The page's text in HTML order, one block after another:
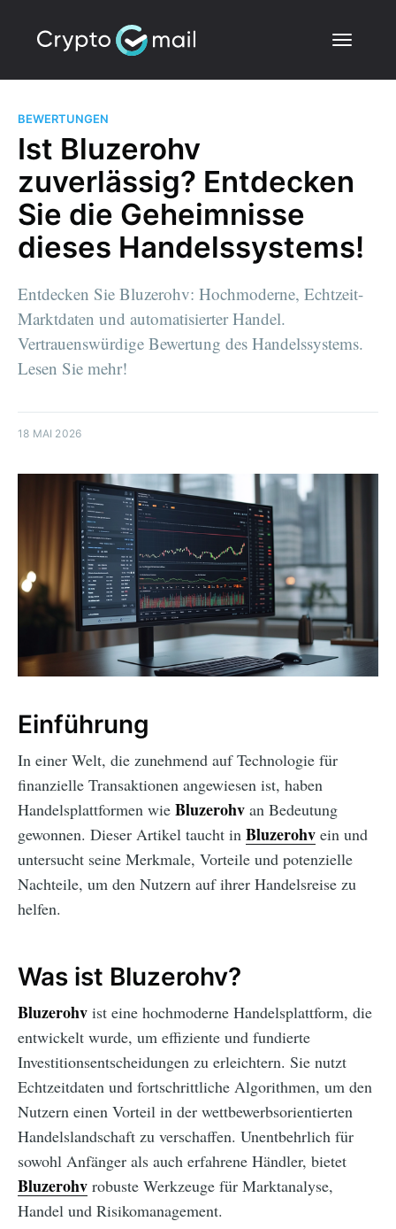
BEWERTUNGEN
Ist Bluzerohv
zuverlässig? Entdecken
Sie die Geheimnisse
dieses Handelssystems!
Entdecken Sie Bluzerohv: Hochmoderne, Echtzeit-
Marktdaten und automatisierter Handel.
Vertrauenswürdige Bewertung des Handelssystems.
Lesen Sie mehr!
18 MAI 2026
Einführung
In einer Welt, die zunehmend auf Technologie für
finanzielle Transaktionen angewiesen ist, haben
Handelsplattformen wie Bluzerohv an Bedeutung
gewonnen. Dieser Artikel taucht in Bluzerohv ein und
untersucht seine Merkmale, Vorteile und potenzielle
Nachteile, um den Nutzern auf ihrer Handelsreise zu
helfen.
Was ist Bluzerohv?
Bluzerohv ist eine hochmoderne Handelsplattform, die
entwickelt wurde, um effiziente und fundierte
Investitionsentscheidungen zu erleichtern. Sie nutzt
Echtzeitdaten und fortschrittliche Algorithmen, um den
Nutzern einen Vorteil in der wettbewerbsorientierten
Handelslandschaft zu verschaffen. Unentbehrlich für
sowohl Anfänger als auch erfahrene Händler, bietet
Bluzerohv robuste Werkzeuge für Marktanalyse,
Handel und Risikomanagement.